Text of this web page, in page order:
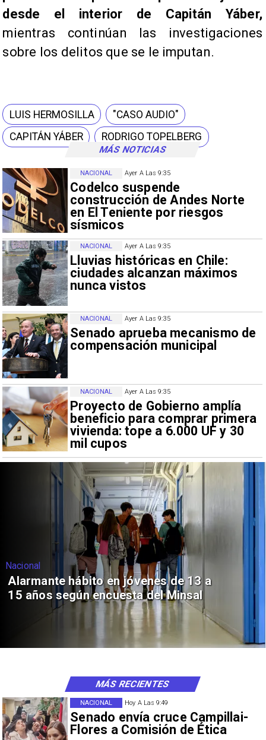
MÁS NOTICIAS
Ayer A Las 9:35
Codelco suspende
construcción de Andes Norte
en El Teniente por riesgos
sísmicos
NACIONAL
Ayer A Las 9:35
Lluvias históricas en Chile:
ciudades alcanzan máximos
nunca vistos
NACIONAL
Ayer A Las 9:35
Senado aprueba mecanismo de
compensación municipal
NACIONAL
Ayer A Las 9:35
Proyecto de Gobierno amplía
beneficio para comprar primera
vivienda: tope a 6.000 UF y 30
mil cupos
NACIONAL
desde el interior de Capitán Yáber,
mientras continúan las investigaciones
sobre los delitos que se le imputan.
LUIS HERMOSILLA
"CASO AUDIO"
CAPITÁN YÁBER
RODRIGO TOPELBERG
Nacional
Alarmante hábito en jóvenes de 13 a
15 años según encuesta del Minsal
Hoy A Las 9:49
Senado envía cruce Campillai-
Flores a Comisión de Ética
NACIONAL
MÁS RECIENTES